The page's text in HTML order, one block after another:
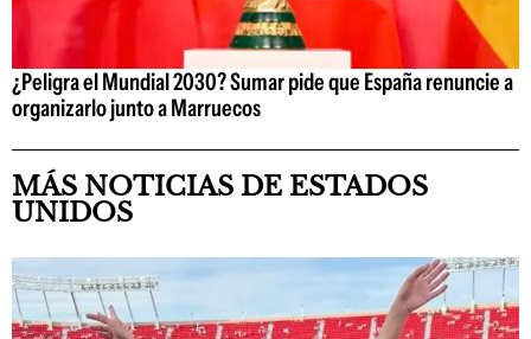
¿Peligra el Mundial 2030? Sumar pide que España renuncie a
organizarlo junto a Marruecos
MÁS NOTICIAS DE ESTADOS
UNIDOS